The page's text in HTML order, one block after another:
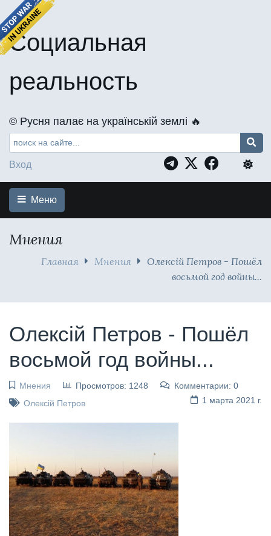
Социальная
реальность
©️ Русня палає на українській землі 🔥
Вход
Меню
Мнения
Главная Мнения
Олексій Петров - Пошёл
восьмой год войны...
Олексій Петров - Пошёл
восьмой год войны...
Мнения Просмотров: 1248
Комментарии: 0
1 марта 2021 г.
Олексій Петров